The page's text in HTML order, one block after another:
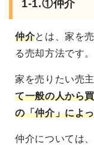
1-1.①仲介
仲介とは、家を
る売却方法です。
家を売りたい売
て一般の人から
の「仲介」によ
仲介については、